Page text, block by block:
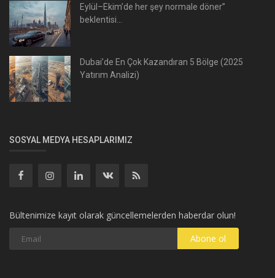
Eylül–Ekim’de her şey normale döner”
beklentisi…
Dubai’de En Çok Kazandıran 5 Bölge (2025
Yatırım Analizi)
SOSYAL MEDYA HESAPLARIMIZ
Bültenimize kayıt olarak güncellemelerden haberdar olun!
Abone ol